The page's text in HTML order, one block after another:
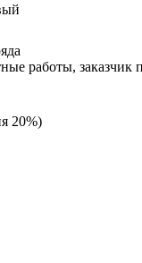
работы, заказчик
20%)